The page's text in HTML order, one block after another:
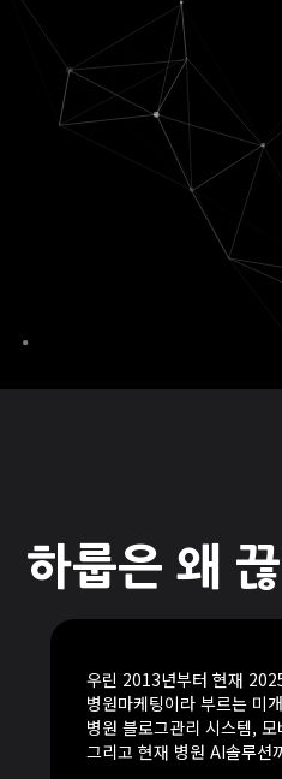
하룹은 왜
우린 2013년부터 현재
병원마케팅이라 부르는 미
병원 블로그관리 시스템,
그리고 현재 병원 AI솔루